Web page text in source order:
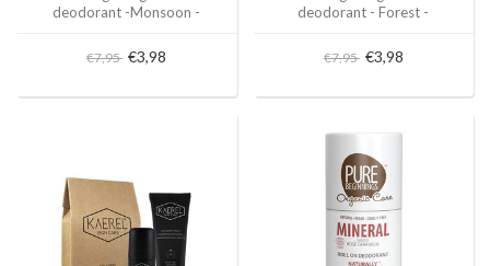
deodorant -Monsoon -
€7,95 €3,98
deodorant - Forest -
€7,95 €3,98